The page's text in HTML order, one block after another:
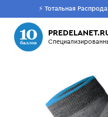
⚡ Тотальная
Что будем искать?